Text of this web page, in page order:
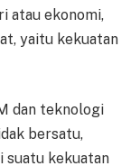
atau ekonomi,
yaitu kekuatan
dan teknologi
bersatu,
suatu kekuatan